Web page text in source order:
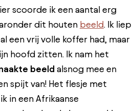
scoorde ik een aantal erg
dit houten beeld. Ik liep
een vrij volle koffer had, maar
hoofd zitten. Ik nam het
beeld alsnog mee en
spijt van! Het flesje met
in een Afrikaanse